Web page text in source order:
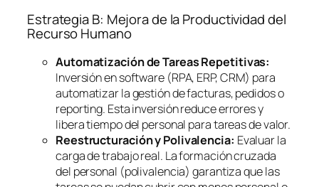
Estrategia B: Mejora de la Productividad del
Recurso Humano
Automatización de Tareas Repetitivas:
Inversión ensoftware(RPA, ERP, CRM) para
automatizar la gestión de facturas, pedidos o
reporting. Esta inversión reduce errores y
libera tiempo del personal para tareas de valor.
Reestructuración y Polivalencia: Evaluar la
carga de trabajo real. La formación cruzada
del personal (polivalencia) garantiza que las